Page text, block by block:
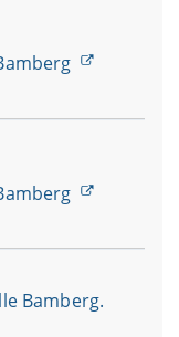
Bamberg.